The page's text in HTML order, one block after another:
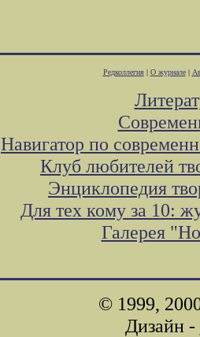
Редколлегия| О журнале|
Навигатор по
Клуб любителей
Энциклопедия
Для тех кому за 10:
Галерея
© 1999,
Дизайн -